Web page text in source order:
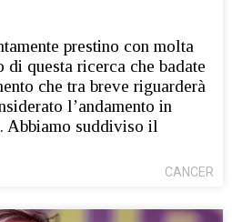
prestino con molta
di questa ricerca che badate
che tra breve riguarderà
l’andamento in
Abbiamo suddiviso il
CANCER